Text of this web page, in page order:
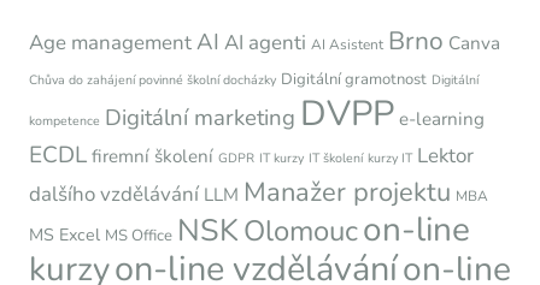
Age managementAI AI agenti AI Asistent Brno Canva
Chůva do zahájení povinné školní docházky Digitální gramotnost Digitální
kompetence Digitální marketing DVPP e-learning
ECDL firemní školení GDPR IT kurzy IT školení kurzy IT Lektor
dalšího vzdělávání LLM Manažer projektu MBA
MS Excel MS Office NSKOlomoucon-line
kurzyon-line vzděláváníon-line